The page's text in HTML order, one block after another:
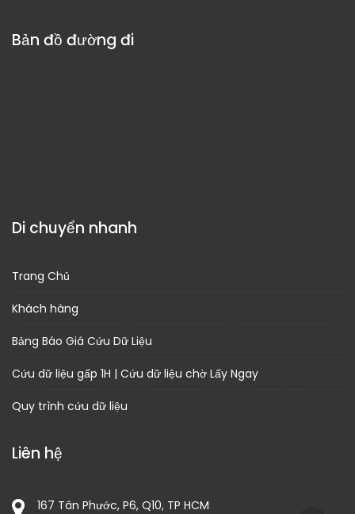
Bản đồ đường đi
Di chuyển nhanh
Trang Chủ
Khách hàng
Bảng Báo Giá Cứu Dữ Liệu
Cứu dữ liệu gấp 1H | Cứu dữ liệu chờ Lấy Ngay
Quy trình cứu dữ liệu
Liên hệ
167 Tân Phước, P6, Q10, TP HCM